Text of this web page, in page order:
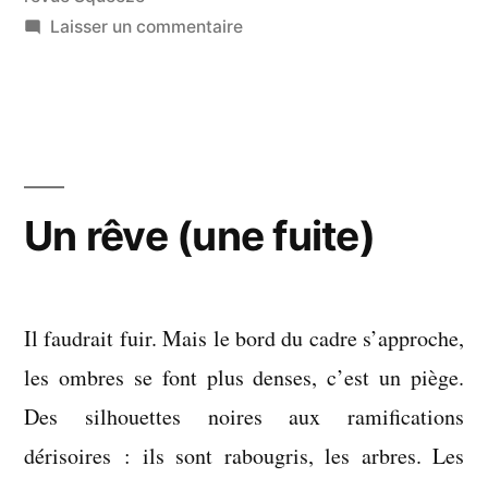
boîte
Laisser un commentairesur
boîte
Un rêve (une fuite)
Il faudrait fuir. Mais le bord du cadre s’approche,
les ombres se font plus denses, c’est un piège.
Des silhouettes noires aux ramifications
dérisoires : ils sont rabougris, les arbres. Les